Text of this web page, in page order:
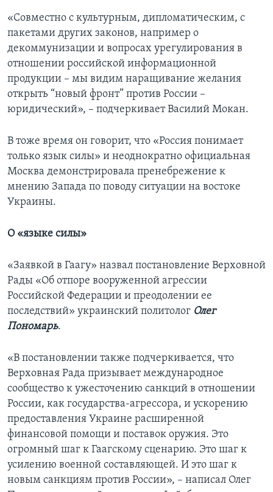
«Совместно с культурным, дипломатическим, с
пакетами других законов, например о
декоммунизации и вопросах урегулирования в
отношении российской информационной
продукции – мы видим наращивание желания
открыть “новый фронт” против России –
юридический», – подчеркивает Василий Мокан.
В тоже время он говорит, что «Россия понимает
только язык силы» и неоднократно официальная
Москва демонстрировала пренебрежение к
мнению Запада по поводу ситуации на востоке
Украины.
О «языке силы»
«Заявкой в Гаагу» назвал постановление Верховной
Рады «Об отпоре вооруженной агрессии
Российской Федерации и преодолении ее
последствий» украинский политолог Олег
Пономарь.
«В постановлении также подчеркивается, что
Верховная Рада призывает международное
сообщество к ужесточению санкций в отношении
России, как государства-агрессора, и ускорению
предоставления Украине расширенной
финансовой помощи и поставок оружия. Это
огромный шаг к Гаагскому сценарию. Это шаг к
усилению военной составляющей. И это шаг к
новым санкциям против России», – написал Олег